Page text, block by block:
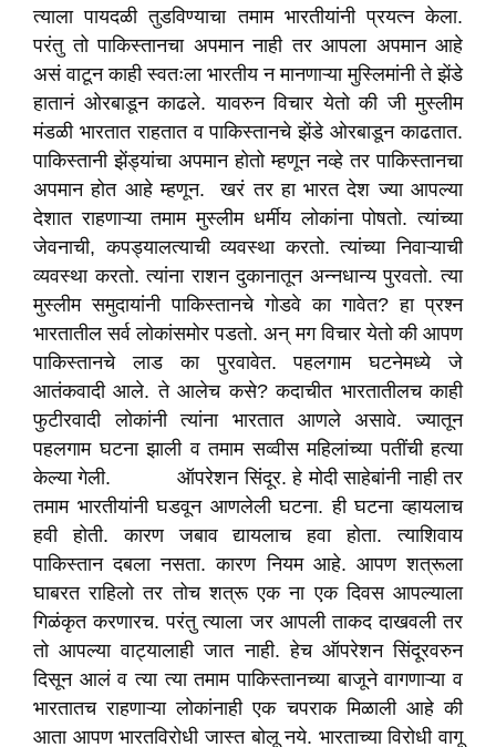
त्याला पायदळी तुडविण्याचा तमाम भारतीयांनी प्रयत्न केला.
परंतु तो पाकिस्तानचा अपमान नाही तर आपला अपमान आहे
असं वाटून काही स्वतःला भारतीय न मानणाऱ्या मुस्लिमांनी ते झेंडे
हातानं ओरबाडून काढले. यावरुन विचार येतो की जी मुस्लीम
मंडळी भारतात राहतात व पाकिस्तानचे झेंडे ओरबाडून काढतात.
पाकिस्तानी झेंड्यांचा अपमान होतो म्हणून नव्हे तर पाकिस्तानचा
अपमान होत आहे म्हणून. खरं तर हा भारत देश ज्या आपल्या
देशात राहणाऱ्या तमाम मुस्लीम धर्मीय लोकांना पोषतो. त्यांच्या
जेवनाची, कपड्यालत्याची व्यवस्था करतो. त्यांच्या निवाऱ्याची
व्यवस्था करतो. त्यांना राशन दुकानातून अन्नधान्य पुरवतो. त्या
मुस्लीम समुदायांनी पाकिस्तानचे गोडवे का गावेत? हा प्रश्न
भारतातील सर्व लोकांसमोर पडतो. अन् मग विचार येतो की आपण
पाकिस्तानचे लाड का पुरवावेत. पहलगाम घटनेमध्ये जे
आतंकवादी आले. ते आलेच कसे? कदाचीत भारतातीलच काही
फुटीरवादी लोकांनी त्यांना भारतात आणले असावे. ज्यातून
पहलगाम घटना झाली व तमाम सव्वीस महिलांच्या पतींची हत्या
केल्या गेली. ऑपरेशन सिंदूर. हे मोदी साहेबांनी नाही तर
तमाम भारतीयांनी घडवून आणलेली घटना. ही घटना व्हायलाच
हवी होती. कारण जबाव द्यायलाच हवा होता. त्याशिवाय
पाकिस्तान दबला नसता. कारण नियम आहे. आपण शत्रूला
घाबरत राहिलो तर तोच शत्रू एक ना एक दिवस आपल्याला
गिळंकृत करणारच. परंतु त्याला जर आपली ताकद दाखवली तर
तो आपल्या वाट्यालाही जात नाही. हेच ऑपरेशन सिंदूरवरुन
दिसून आलं व त्या त्या तमाम पाकिस्तानच्या बाजूने वागणाऱ्या व
भारतातच राहणाऱ्या लोकांनाही एक चपराक मिळाली आहे की
आता आपण भारतविरोधी जास्त बोलू नये. भारताच्या विरोधी वागू